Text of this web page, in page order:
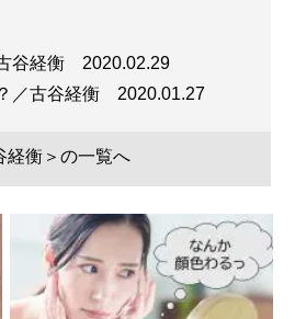
谷経衡 2020.02.29
／古谷経衡 2020.01.27
経衡＞の一覧へ